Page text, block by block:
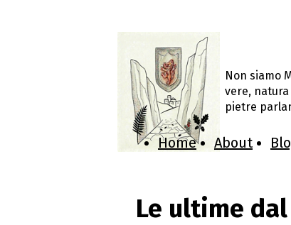
Non siamo
vere,
pietre
Home About
Le ultime